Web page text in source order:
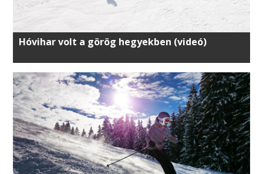
Hóvihar volt a görög hegyekben (videó)